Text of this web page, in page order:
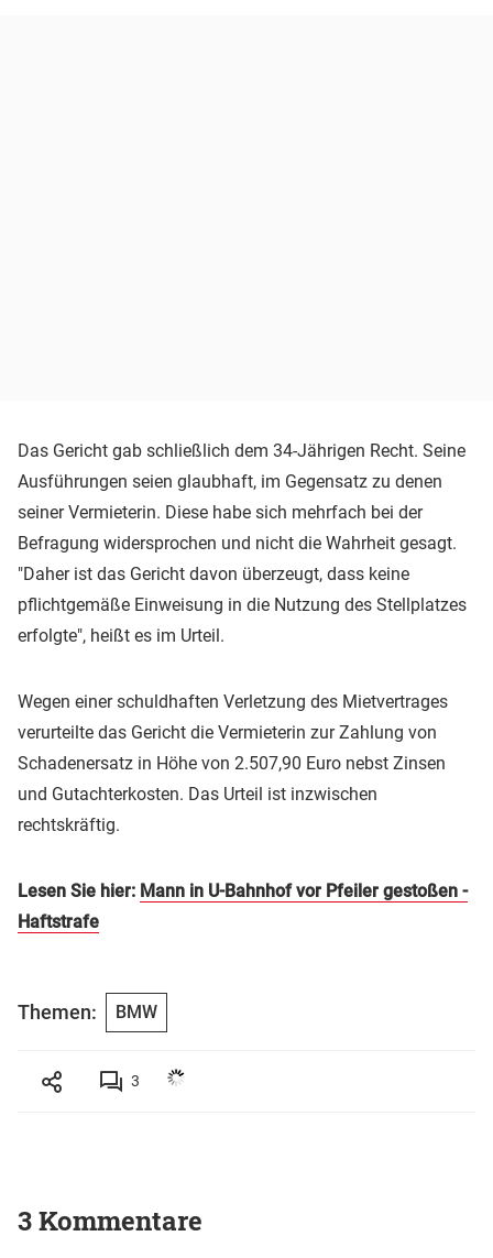
Das Gericht gab schließlich dem 34-Jährigen Recht. Seine
Ausführungen seien glaubhaft, im Gegensatz zu denen
seiner Vermieterin. Diese habe sich mehrfach bei der
Befragung widersprochen und nicht die Wahrheit gesagt.
"Daher ist das Gericht davon überzeugt, dass keine
pflichtgemäße Einweisung in die Nutzung des Stellplatzes
erfolgte", heißt es im Urteil.
Wegen einer schuldhaften Verletzung des Mietvertrages
verurteilte das Gericht die Vermieterin zur Zahlung von
Schadenersatz in Höhe von 2.507,90 Euro nebst Zinsen
und Gutachterkosten. Das Urteil ist inzwischen
rechtskräftig.
Lesen Sie hier: Mann in U-Bahnhof vor Pfeiler gestoßen -
Haftstrafe
Themen: BMW
3
3 Kommentare